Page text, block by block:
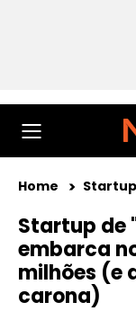
Home
Startup de
embarca
milhões (e
carona)